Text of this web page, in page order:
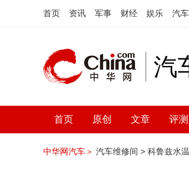
首页 资讯 军事 财经 娱乐 汽车
汽
首页 原创 文章 评测
中华网汽车＞ 汽车维修间 > 科鲁兹水